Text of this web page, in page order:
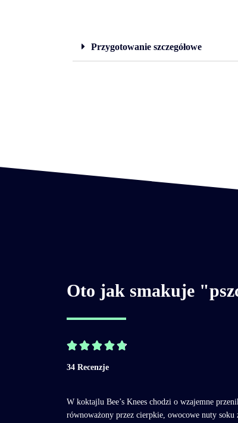
Przygotowanie szczegółowe
Oto jak smakuje

34 Recenzje
W koktajlu Bee’s Knees chodzi o wzajemne
równoważony przez cierpkie, owocowe nuty